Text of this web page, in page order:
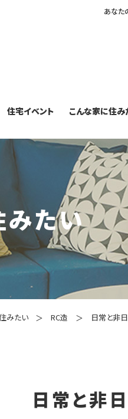
あなた
住宅イベント こんな家に住み
みたい
みたい RC造 日常と非
日常と非